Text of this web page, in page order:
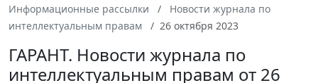
Информационные рассылки
Новости журнала по
интеллектуальным правам
26 октября 2023
ГАРАНТ. Новости журнала по
интеллектуальным правам от 26